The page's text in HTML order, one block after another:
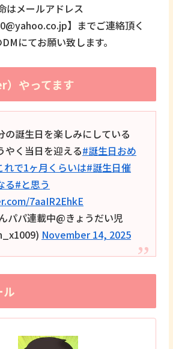
はメールアドレス
】までご連絡頂く
にてお願い致します。
やってます
の誕生日を楽しみにしている
やく当日を迎える#誕生日おめ
れで1ヶ月くらいは#誕生日催
る#と思う
7aaIR2EhkE
パパ連載中@きょうだい児
November 14, 2025
ル